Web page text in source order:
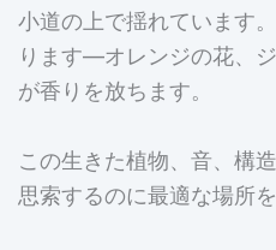
小道の上で揺れています
ります—オレンジの花、
が香りを放ちます。
この生きた植物、音、構
思索するのに最適な場所を